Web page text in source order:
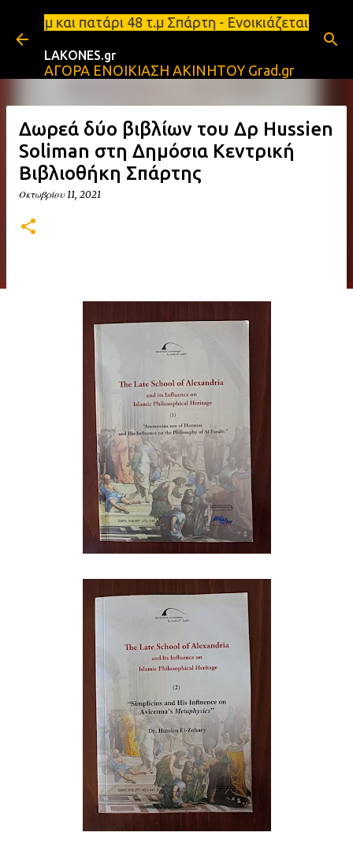
Μετάβαση στο κύριο περιεχόμενο
48 τ.μ Σπάρτη - Ενοικιάζεται
LAKONES.gr
ΑΓΟΡΑ ΕΝΟΙΚΙΑΣΗ ΑΚΙΝΗΤΟΥ Grad.gr
Δωρεά δύο βιβλίων του Δρ Hussien
Soliman στη Δημόσια Κεντρική
Βιβλιοθήκη Σπάρτης
Οκτωβρίου 11, 2021